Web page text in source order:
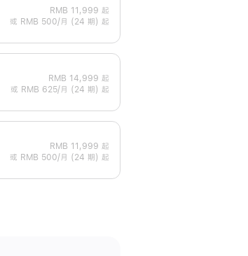
RMB 11,999 起
或 RMB 500/月 (24 期) 起
RMB 14,999 起
或 RMB 625/月 (24 期) 起
RMB 11,999 起
或 RMB 500/月 (24 期) 起